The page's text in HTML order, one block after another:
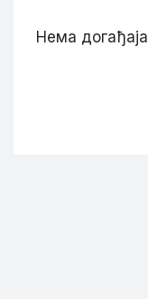
Нема догађаја